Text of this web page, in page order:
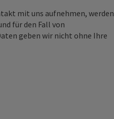
mit uns aufnehmen, werden
für den Fall von
geben wir nicht ohne Ihre